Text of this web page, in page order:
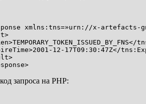
xmlns:tns=»urn://x-
12-17T09:30:47Z</
запроса на PHP: